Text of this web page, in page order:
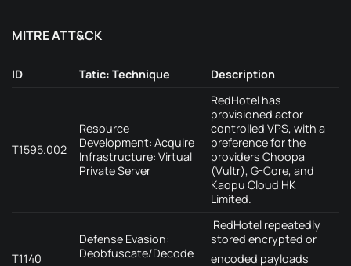
MITRE ATT&CK
ID Tatic: Technique Description
T1595.002
Resource
Development: Acquire
Infrastructure: Virtual
Private Server
RedHotel has
provisioned actor-
controlled VPS, with a
preference for the
providers Choopa
(Vultr), G-Core, and
Kaopu Cloud HK
Limited.
T1140
Defense Evasion:
Deobfuscate/Decode
RedHotel repeatedly
stored encrypted or
encoded payloads